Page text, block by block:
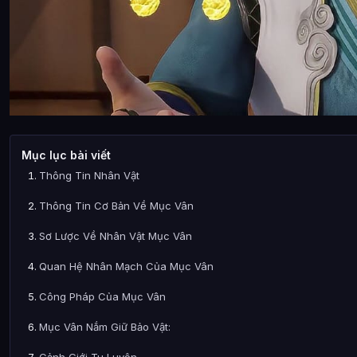
Mục lục bài viết
Thông Tin Nhân Vật
Thông Tin Cơ Bản Về Mục Vân
Sơ Lược Về Nhân Vật Mục Vân
Quan Hệ Nhân Mạch Của Mục Vân
Công Pháp Của Mục Vân
Mục Vân Nắm Giữ Bảo Vật: